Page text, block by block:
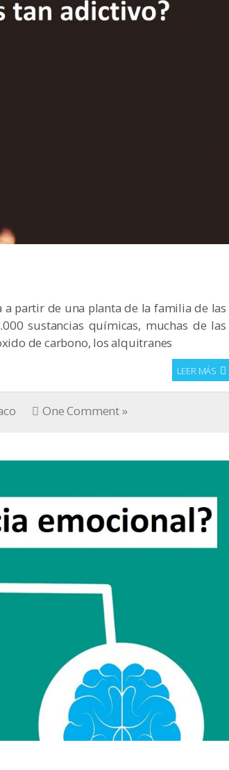
partir de una planta de la familia de las
sustancias químicas, muchas de las
de carbono, los alquitranes
LEER MÁS
One Comment »